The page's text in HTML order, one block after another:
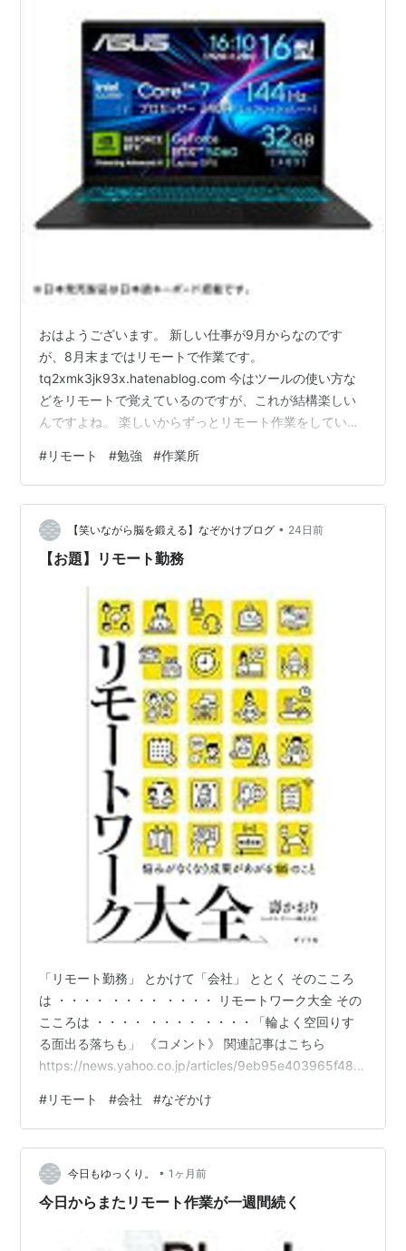
おはようございます。 新しい仕事が9月からなのです
が、8月末まではリモートで作業です。
tq2xmk3jk93x.hatenablog.com 今はツールの使い方な
どをリモートで覚えているのですが、これが結構楽しい
んですよね。 楽しいからずっとリモート作業をしていた
きないので新しい職場で働いてちゃんとしたお給料を貰
う予定です。 お給料を貰ってある程度貯金ができたら新
しいゲーミングノートPCを買う予定です。 ゲーミングノ
ートパソコン GeForce RTX 5060 Core 7 プロセッサー
240H メモリ 32GB SSD 512GB 16…
#リモート #勉強 #作業所
【笑いながら脳を鍛える】なぞかけブログ • 24日前
【お題】リモート勤務
「リモート勤務」 とかけて「会社」 ととく そのこころ
は ・・・・ ・・・・ ・・・・ リモートワーク大全 その
こころは ・・・・ ・・・・ ・・・・「輪よく空回りす
る面出る落ちも」 《コメント》 関連記事はこちら
https://news.yahoo.co.jp/articles/9eb95e403965f482
頑張って リモート勤務を続けてほしいもの。 【清きご一
票を】人気ｂｌｏｇランキング（社会経済ニュース部
門）に登録しています。もし上のなぞかけが面白いと思
われたら、次をクリックしてみてね。 http://blog.…
#リモート #会社 #なぞかけ
今日もゆっくり。 • 1ヶ月前
今日からまたリモート作業が一週間続く